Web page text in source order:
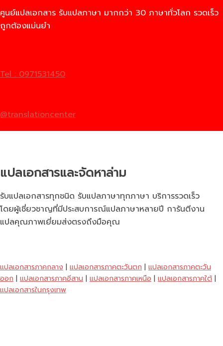
ศูนย์แปลเอกสาร รับแปลภาษา มากกว่า 30 ภาษาทั่วโลก รวดเร็ว
ถูกต้องแม่นยำ
Tel : 0971531450
@translationcenter
แปลเอกสารและจัดหาล่าม
รับแปลเอกสารทุกชนิด รับแปลภาษาทุกภาษา บริการรวดเร็ว
โดยผู้เชี่ยวชาญที่มีประสบการณ์แปลภาษาหลายปี การันตีงาน
แปลคุณภาพเยี่ยมส่งตรงถึงมือคุณ
แปลเอกสารภาคกลาง | แปลเอกสารภาคตะวันตก | แปลเอกสารภาคตะวัน
ออก | แปลเอกสารภาคอีสาน | แปลเอกสารภาคเหนือ | แปลเอกสารภาคใต้ |
แปลเอกสารในกรุงเทพ